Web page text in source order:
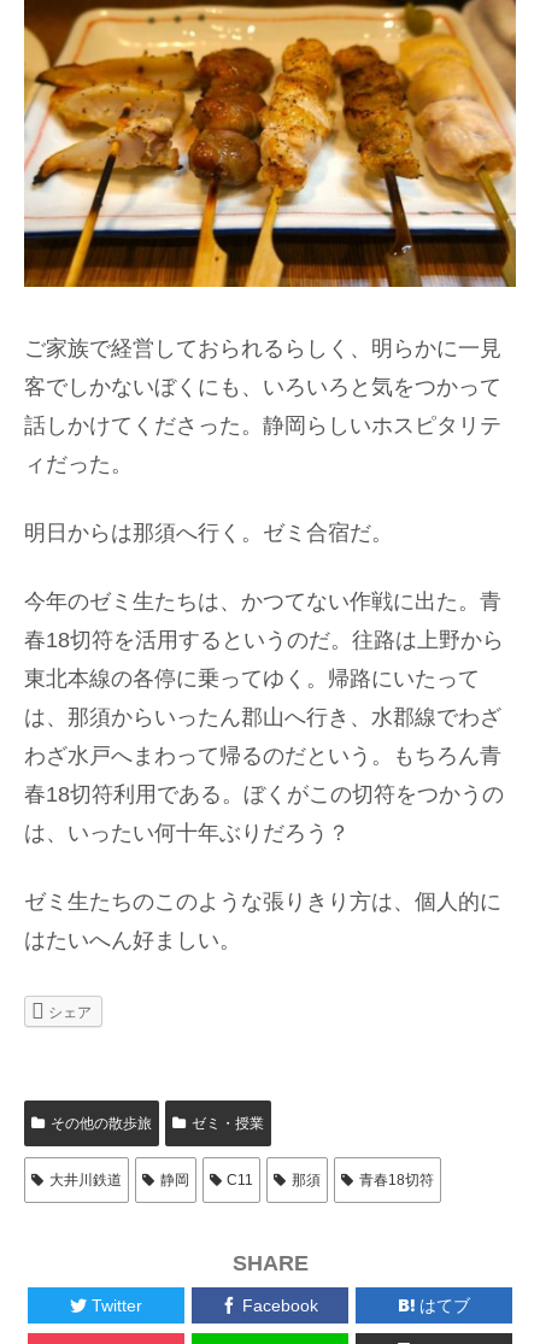
ご家族で経営しておられるらしく、明らかに一見
客でしかないぼくにも、いろいろと気をつかって
話しかけてくださった。静岡らしいホスピタリテ
ィだった。
明日からは那須へ行く。ゼミ合宿だ。
今年のゼミ生たちは、かつてない作戦に出た。青
春18切符を活用するというのだ。往路は上野から
東北本線の各停に乗ってゆく。帰路にいたって
は、那須からいったん郡山へ行き、水郡線でわざ
わざ水戸へまわって帰るのだという。もちろん青
春18切符利用である。ぼくがこの切符をつかうの
は、いったい何十年ぶりだろう？
ゼミ生たちのこのような張りきり方は、個人的に
はたいへん好ましい。
シェア
その他の散歩旅 ゼミ・授業
大井川鉄道 静岡 C11 那須 青春18切符
SHARE
Twitter Facebook はてブ